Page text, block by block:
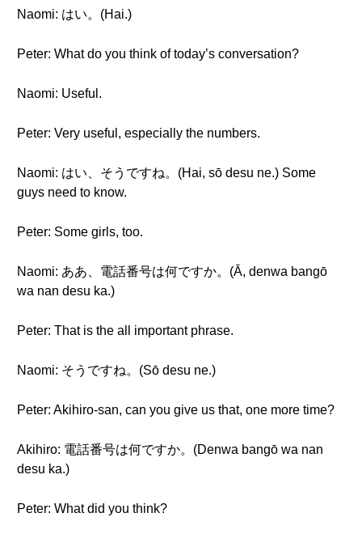
Naomi: はい。(Hai.)
Peter: What do you think of today’s conversation?
Naomi: Useful.
Peter: Very useful, especially the numbers.
Naomi: はい、そうですね。(Hai, sō desu ne.) Some
guys need to know.
Peter: Some girls, too.
Naomi: ああ、電話番号は何ですか。(Ā, denwa bangō
wa nan desu ka.)
Peter: That is the all important phrase.
Naomi: そうですね。(Sō desu ne.)
Peter: Akihiro-san, can you give us that, one more time?
Akihiro: 電話番号は何ですか。(Denwa bangō wa nan
desu ka.)
Peter: What did you think?